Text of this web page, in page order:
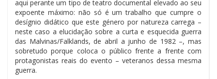
aqui perante um tipo de teatro documental elevado ao seu
expoente máximo: não só é um trabalho que cumpre o
desígnio didático que este género por natureza carrega –
neste caso a elucidação sobre a curta e esquecida guerra
das Malvinas/Falklands, de abril a junho de 1982 –, mas
sobretudo porque coloca o público frente a frente com
protagonistas reais do evento – veteranos dessa mesma
guerra.